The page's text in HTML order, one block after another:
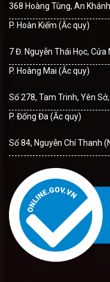
368 Hoàng Tùng, An
P. Hoàn Kiếm (Ắc quy)
7 Đ. Nguyễn Thái Học, Cửa
P. Hoàng Mai (Ắc quy)
Số 278, Tam Trinh, Yên
P. Đống Đa (Ắc quy)
Số 84, Nguyễn Chí Thanh